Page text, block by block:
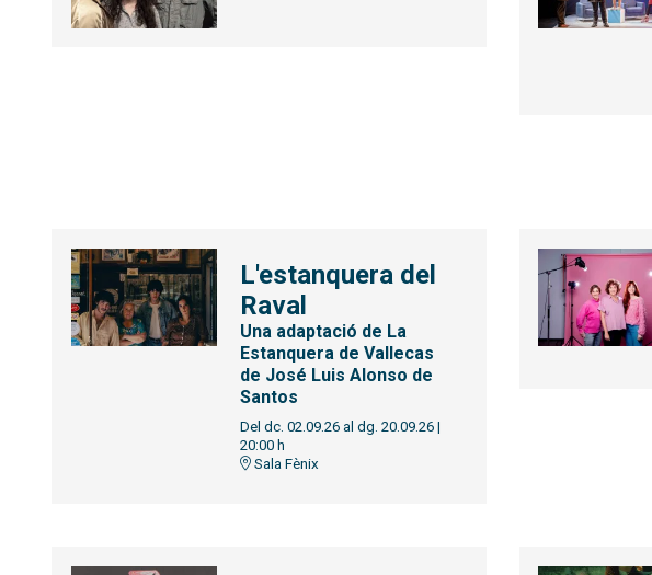
L'estanquera del
Raval
Una adaptació de La
Estanquera de Vallecas
de José Luis Alonso de
Santos
Del dc. 02.09.26al dg. 20.09.26|
20:00 h
Sala Fènix